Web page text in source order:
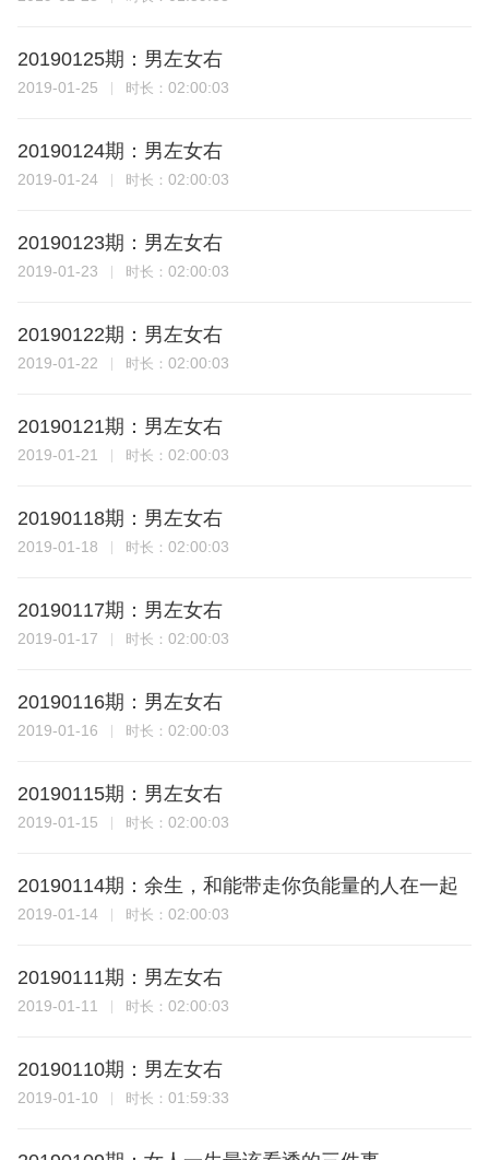
20190125期：男左女右
2019-01-25 时长： 02:00:03
20190124期：男左女右
2019-01-24 时长： 02:00:03
20190123期：男左女右
2019-01-23 时长： 02:00:03
20190122期：男左女右
2019-01-22 时长： 02:00:03
20190121期：男左女右
2019-01-21 时长： 02:00:03
20190118期：男左女右
2019-01-18 时长： 02:00:03
20190117期：男左女右
2019-01-17 时长： 02:00:03
20190116期：男左女右
2019-01-16 时长： 02:00:03
20190115期：男左女右
2019-01-15 时长： 02:00:03
20190114期：余生，和能带走你负能量的人在一起
2019-01-14 时长： 02:00:03
20190111期：男左女右
2019-01-11 时长： 02:00:03
20190110期：男左女右
2019-01-10 时长： 01:59:33